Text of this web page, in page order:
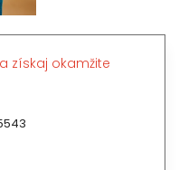
a získaj okamžite